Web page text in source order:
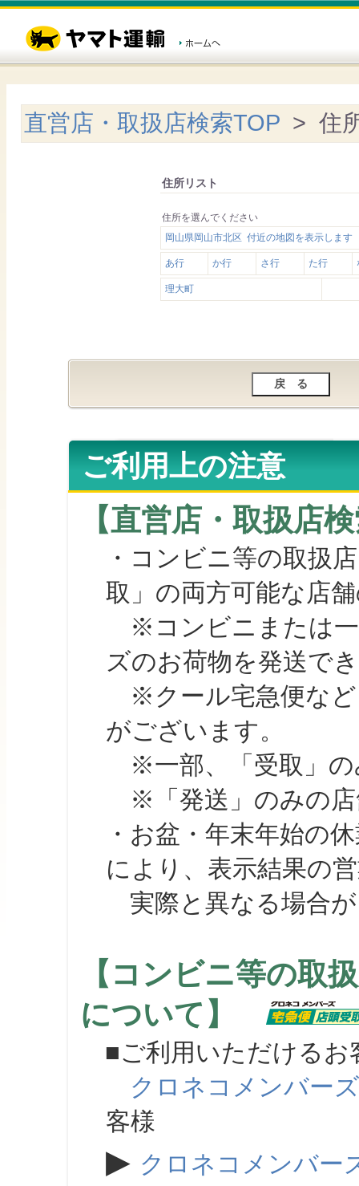
直営店・取扱店検索TOP > 住
住所リスト
住所を選んでください
岡山県岡山市北区 付近の地図を表示します
あ行 か行 さ行 た行
理大町
ご利用上の注意
【直営店・取扱店
・コンビニ等の取扱
取」の両方可能な店
※コンビニまたは一
ズのお荷物を発送で
※クール宅急便など
がございます。
※一部、「受取」の
※「発送」のみの店
・お盆・年末年始の
により、表示結果の
実際と異なる場合が
【コンビニ等の取
について】
■ご利用いただけるお
クロネコメンバーズ
客様
▶ クロネコメンバー